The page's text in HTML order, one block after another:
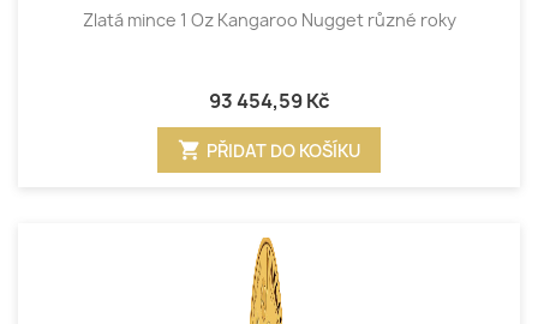
Zlatá mince 1 Oz Kangaroo Nugget různé roky
93 454,59 Kč
shopping_cart PŘIDAT DO KOŠÍKU